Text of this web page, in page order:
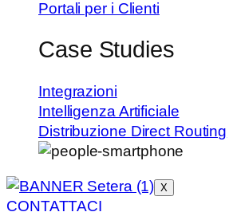
Portali per i Clienti
Case Studies
Integrazioni
Intelligenza Artificiale
Distribuzione Direct Routing
X
CONTATTACI